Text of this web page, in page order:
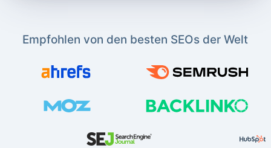
Empfohlen von den besten SEOs der Welt